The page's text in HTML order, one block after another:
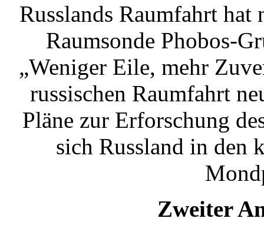
Russlands Raumfahrt hat
Raumsonde Phobos-
„Weniger Eile, mehr
russischen Raumfahrt
Pläne zur Erforschung
sich Russland in den
Zweiter